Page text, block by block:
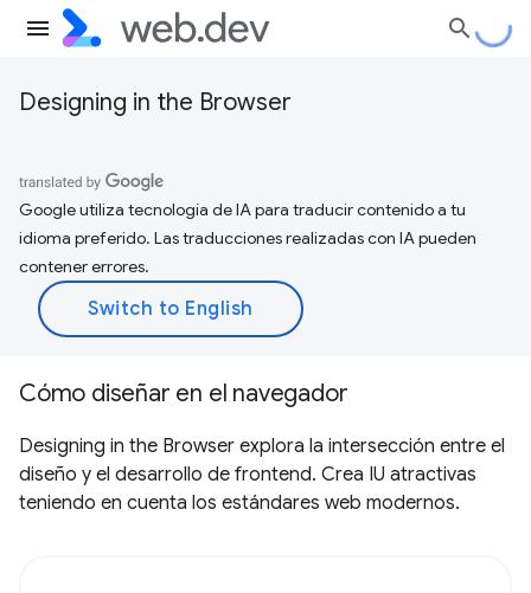
Designing in the Browser
Google utiliza tecnología de IA para traducir contenido a tu
idioma preferido. Las traducciones realizadas con IA pueden
contener errores.
Cómo diseñar en el navegador
Designing in the Browser explora la intersección entre el
diseño y el desarrollo de frontend. Crea IU atractivas
teniendo en cuenta los estándares web modernos.